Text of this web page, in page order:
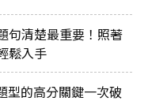
句清楚最重要！照著
鬆入手
型的高分關鍵一次破